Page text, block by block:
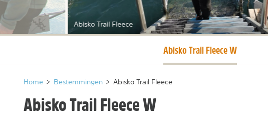
Abisko Trail Fleece
Huidige pagina
Abisko Trail Fleece W
Home > Bestemmingen > Abisko Trail Fleece
Abisko Trail Fleece W